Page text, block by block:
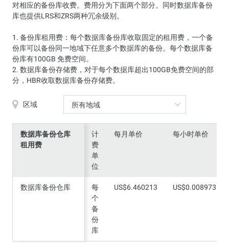
对相应的备份库收费。费用分为下面两个部分。同时数据库备份
库也提供LRS和ZRS两种冗余级别。
1. 备份库租用费：每个数据库备份库收取固定的租用费，一个备
份库可以备份同一地域下任意多个数据库的备份。每个数据库备
份库有100GB 免费空间。
2. 数据库备份存储费，对于每个数据库超出100GB免费空间的部
分，HBR收取数据库备份存储费。
区域 所有地域
数据库备份仓库
租用费
计
费
单
位
每月单价 每小时单价
数据库备份仓库
每
个
备
份
库
US$6.460213 US$0.008973
数据库备份仓库
租用费
数据库备份仓库